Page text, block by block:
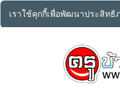
เราใช้คุกกี้เพื่อพัฒนาประสิท